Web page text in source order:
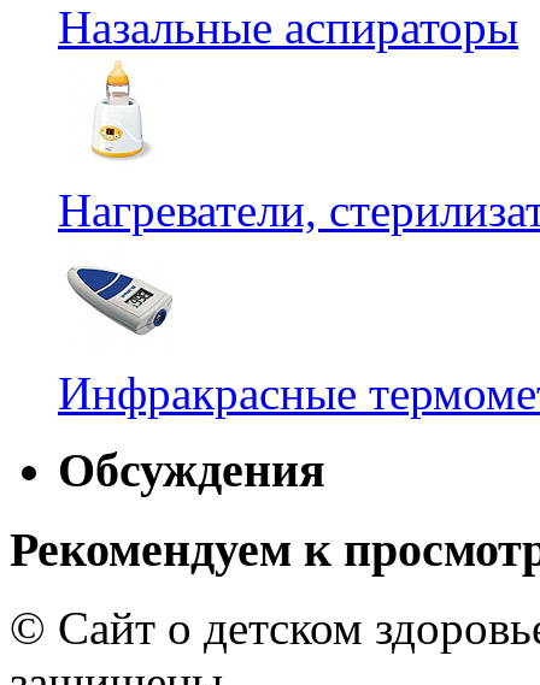
Назальные аспираторы
Нагреватели,
Инфракрасные
Обсуждения
Рекомендуем к
© Сайт о детском